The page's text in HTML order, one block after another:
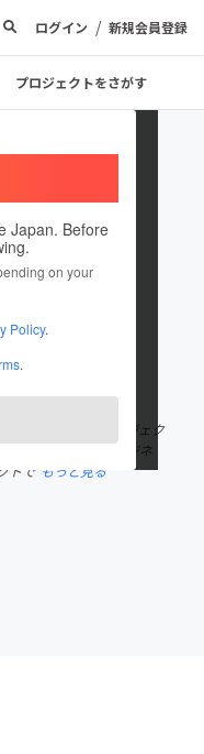
ログイン / 新規会員登録
プロジェクトをさがす
Japan. Before
on your
Policy.
.
います
ます。 Mitsugoプロジェク
芸術、科学技術、ビジネ
トで もっと見る